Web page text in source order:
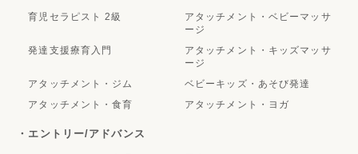
育児セラピスト 2級
アタッチメント・ベビーマッサ
ージ
発達支援療育入門
アタッチメント・キッズマッサ
ージ
アタッチメント・ジム
ベビーキッズ・あそび発達
アタッチメント・食育
アタッチメント・ヨガ
・エントリー/アドバンス